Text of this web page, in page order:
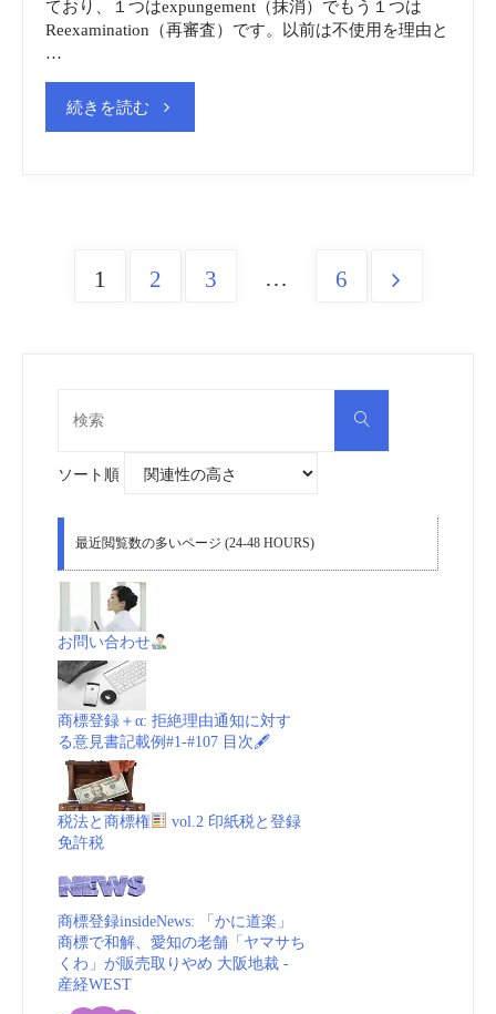
F.2d
ており、１つはexpungement（抹消）でもう１つは
Reexamination（再審査）です。以前は不使用を理由と
…
続きを読む"米
Trademark
Act
の
Posts
1 2 3 … 6
検
ソート順
最近閲覧数の多いページ (24-48 HOURS)
お問い合わせ
商標登録＋α: 拒絶理由通知に対す
る意見書記載例#1-#107 目次🖋
税法と商標権
vol.2 印紙税と登録
免許税
商標登録insideNews: 「かに道楽」
商標で和解、愛知の老舗「ヤマサち
くわ」が販売取りやめ 大阪地裁 -
産経WEST